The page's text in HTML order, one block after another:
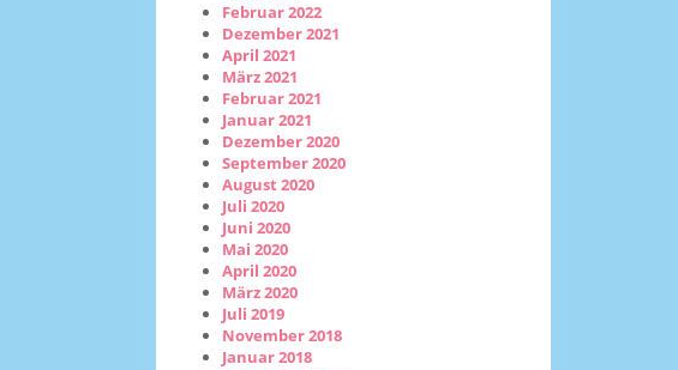
Februar 2022
Dezember 2021
April 2021
März 2021
Februar 2021
Januar 2021
Dezember 2020
September 2020
August 2020
Juli 2020
Juni 2020
Mai 2020
April 2020
März 2020
Juli 2019
November 2018
Januar 2018